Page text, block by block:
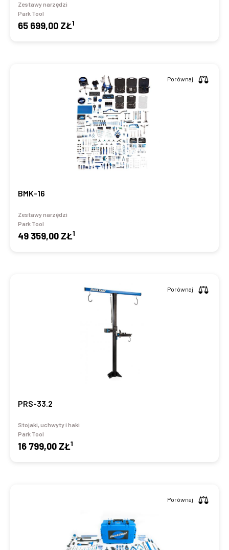
Zestawy narzędzi
Park Tool
65 699,00 ZŁ1
BMK-16
Zestawy narzędzi
Park Tool
49 359,00 ZŁ1
Porównaj
PRS-33.2
Stojaki, uchwyty i haki
Park Tool
16 799,00 ZŁ1
Porównaj
Porównaj